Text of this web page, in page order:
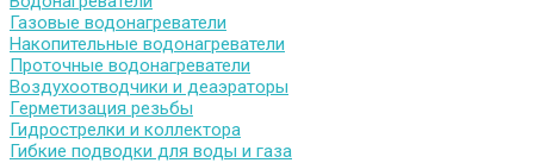
Газовые водонагреватели
Накопительные водонагреватели
Проточные водонагреватели
Воздухоотводчики и деаэраторы
Герметизация резьбы
Гидрострелки и коллектора
Гибкие подводки для воды и газа